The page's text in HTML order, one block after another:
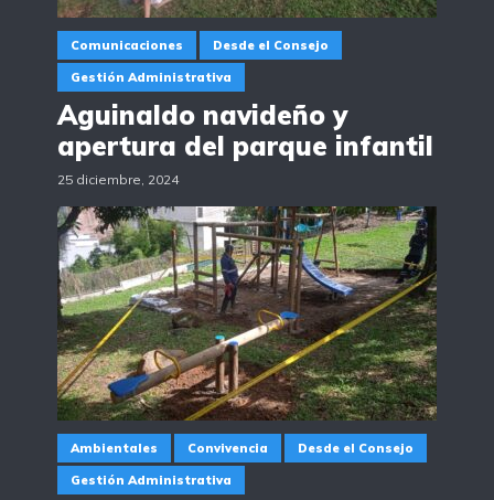
Comunicaciones Desde el Consejo
Gestión Administrativa
Aguinaldo navideño y
apertura del parque infantil
25 diciembre, 2024
Ambientales Convivencia Desde el Consejo
Gestión Administrativa